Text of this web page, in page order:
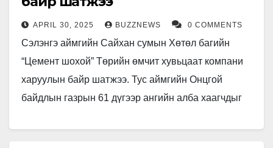
APRIL 30, 2025 BUZZNEWS 0 COMMENTS
Сэлэнгэ аймгийн Сайхан сумын Хөтөл багийн
“Цемент шохой” Төрийн өмчит хувьцаат компани
харуулын байр шатжээ. Тус аймгийн Онцгой
байдлын газрын 61 дүгээр ангийн алба хаагчдыг